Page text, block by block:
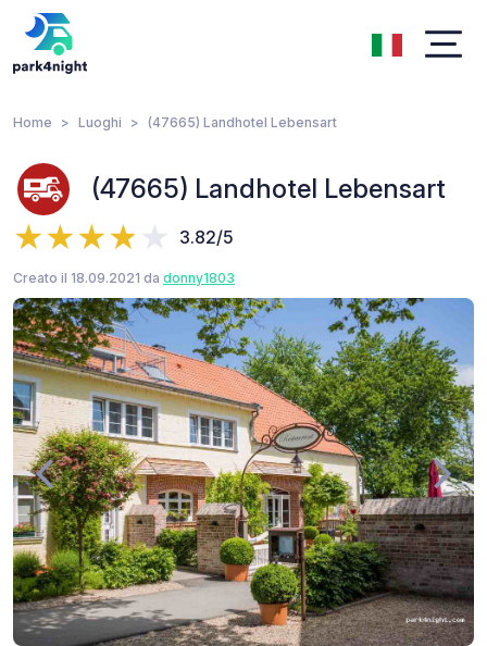
Home Luoghi (47665) Landhotel Lebensart
(47665) Landhotel Lebensart
3.82/5
Creato il 18.09.2021 da donny1803